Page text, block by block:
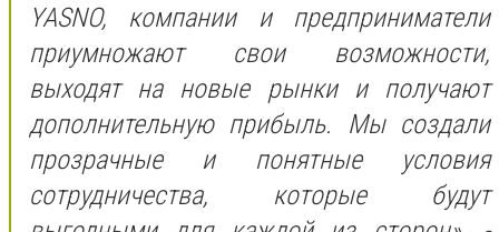
YASNO, компании и предприниматели
приумножают свои возможности,
выходят на новые рынки и получают
дополнительную прибыль. Мы создали
прозрачные и понятные условия
сотрудничества, которые будут